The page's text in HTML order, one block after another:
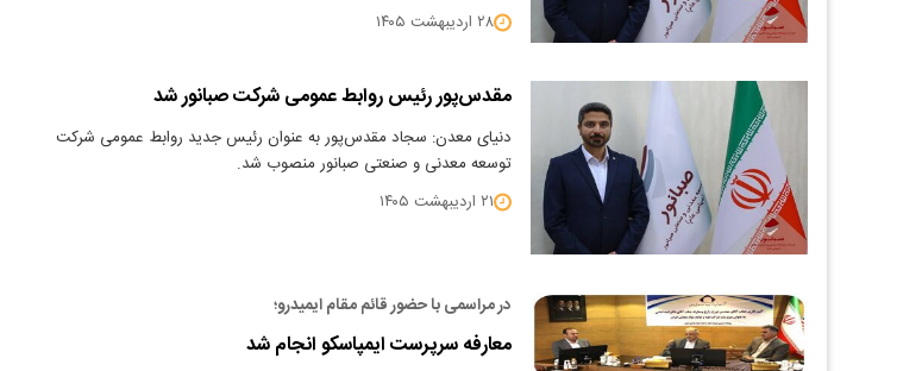
۲۸ اردیبهشت ۱۴۰۵
مقدس‌پور رئیس روابط عمومی شرکت صبانور شد
دنیای معدن: سجاد مقدس‌پور به ‌عنوان رئیس جدید روابط عمومی شرکت
توسعه معدنی و صنعتی صبانور منصوب شد.
۲۱ اردیبهشت ۱۴۰۵
در مراسمی با حضور قائم مقام ایمیدرو؛
معارفه سرپرست ایمپاسکو انجام شد